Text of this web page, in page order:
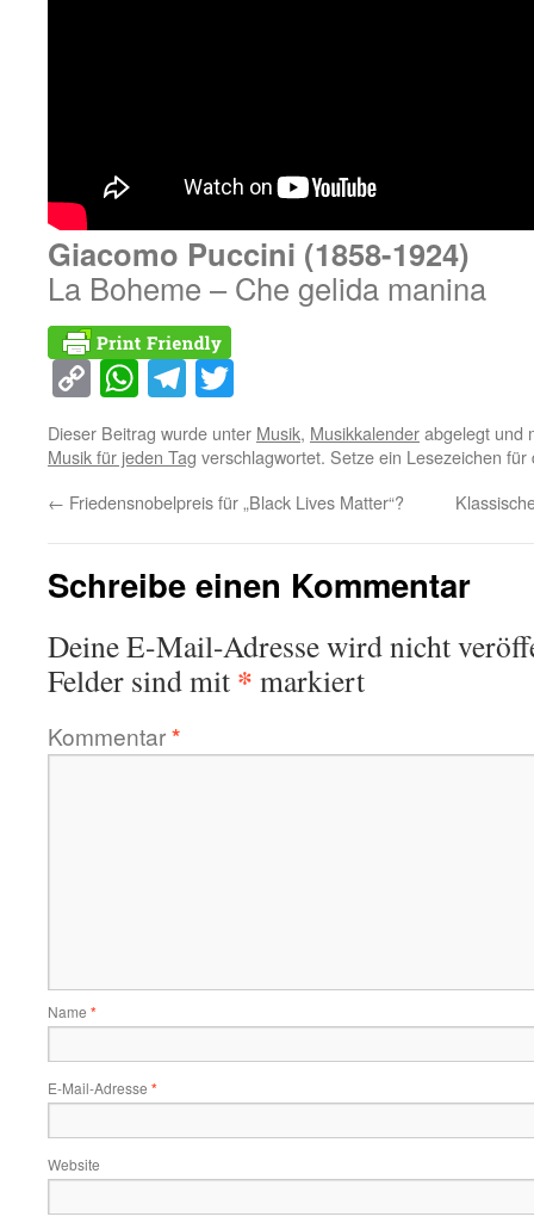
Giacomo Puccini (1858-1924)
La Boheme – Che gelida manina
Copy
Link
WhatsApp
Telegram
Dieser Beitrag wurde unter Musik, Musikkalenderabgelegt und
Musik für jeden Tag verschlagwortet. Setze ein Lesezeichen
← Friedensnobelpreis für „Black Lives Matter“?
Schreibe einen Kommentar
Deine E-Mail-Adresse wird nicht
Felder sind mit * markiert
Kommentar*
Name *
E-Mail-Adresse *
Website